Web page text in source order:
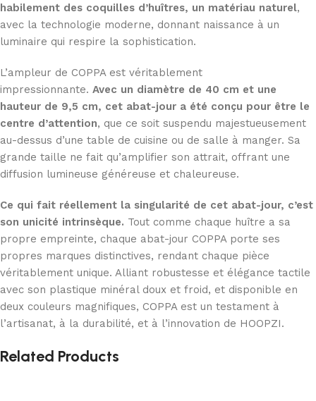
habilement des coquilles d’huîtres, un matériau naturel,
avec la technologie moderne, donnant naissance à un
luminaire qui respire la sophistication.
L’ampleur de COPPA est véritablement
impressionnante. Avec un diamètre de 40 cm et une
hauteur de 9,5 cm, cet abat-jour a été conçu pour être le
centre d’attention, que ce soit suspendu majestueusement
au-dessus d’une table de cuisine ou de salle à manger. Sa
grande taille ne fait qu’amplifier son attrait, offrant une
diffusion lumineuse généreuse et chaleureuse.
Ce qui fait réellement la singularité de cet abat-jour, c’est
son unicité intrinsèque. Tout comme chaque huître a sa
propre empreinte, chaque abat-jour COPPA porte ses
propres marques distinctives, rendant chaque pièce
véritablement unique. Alliant robustesse et élégance tactile
avec son plastique minéral doux et froid, et disponible en
deux couleurs magnifiques, COPPA est un testament à
l’artisanat, à la durabilité, et à l’innovation de HOOPZI.
Related Products